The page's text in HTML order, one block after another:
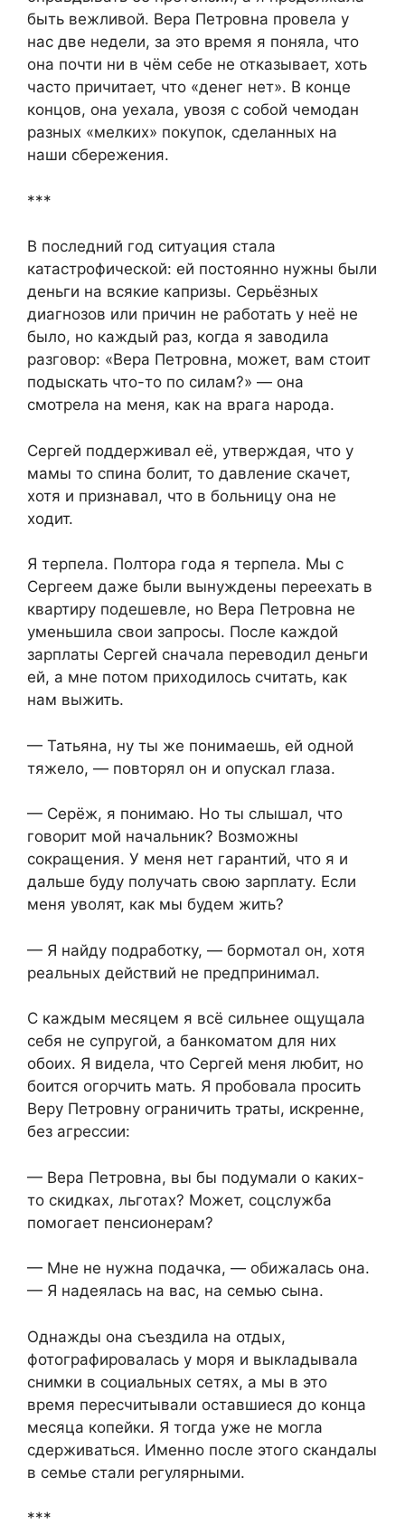
быть вежливой. Вера Петровна провела у
нас две недели, за это время я поняла, что
она почти ни в чём себе не отказывает, хоть
часто причитает, что «денег нет». В конце
концов, она уехала, увозя с собой чемодан
разных «мелких» покупок, сделанных на
наши сбережения.
***
В последний год ситуация стала
катастрофической: ей постоянно нужны были
деньги на всякие капризы. Серьёзных
диагнозов или причин не работать у неё не
было, но каждый раз, когда я заводила
разговор: «Вера Петровна, может, вам стоит
подыскать что-то по силам?» — она
смотрела на меня, как на врага народа.
Сергей поддерживал её, утверждая, что у
мамы то спина болит, то давление скачет,
хотя и признавал, что в больницу она не
ходит.
Я терпела. Полтора года я терпела. Мы с
Сергеем даже были вынуждены переехать в
квартиру подешевле, но Вера Петровна не
уменьшила свои запросы. После каждой
зарплаты Сергей сначала переводил деньги
ей, а мне потом приходилось считать, как
нам выжить.
— Татьяна, ну ты же понимаешь, ей одной
тяжело, — повторял он и опускал глаза.
— Серёж, я понимаю. Но ты слышал, что
говорит мой начальник? Возможны
сокращения. У меня нет гарантий, что я и
дальше буду получать свою зарплату. Если
меня уволят, как мы будем жить?
— Я найду подработку, — бормотал он, хотя
реальных действий не предпринимал.
С каждым месяцем я всё сильнее ощущала
себя не супругой, а банкоматом для них
обоих. Я видела, что Сергей меня любит, но
боится огорчить мать. Я пробовала просить
Веру Петровну ограничить траты, искренне,
без агрессии:
— Вера Петровна, вы бы подумали о каких-
то скидках, льготах? Может, соцслужба
помогает пенсионерам?
— Мне не нужна подачка, — обижалась она.
— Я надеялась на вас, на семью сына.
Однажды она съездила на отдых,
фотографировалась у моря и выкладывала
снимки в социальных сетях, а мы в это
время пересчитывали оставшиеся до конца
месяца копейки. Я тогда уже не могла
сдерживаться. Именно после этого скандалы
в семье стали регулярными.
***